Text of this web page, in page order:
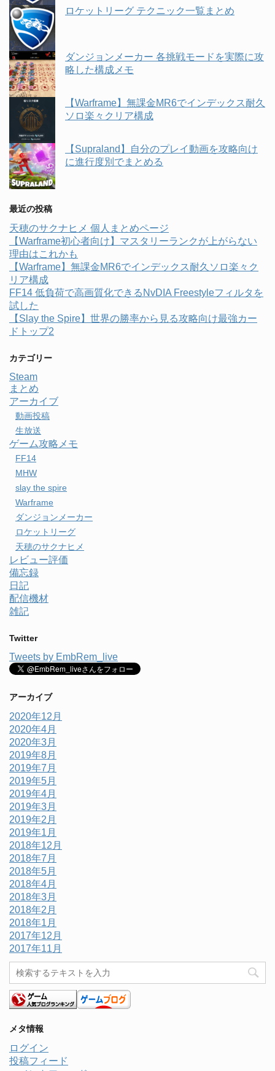
ロケットリーグ テクニック一覧まとめ
ダンジョンメーカー 各挑戦モードを実際に攻
略した構成メモ
【Warframe】無課金MR6でインデックス耐久
ソロ楽々クリア構成
【Supraland】自分のプレイ動画を攻略向け
に進行度別でまとめる
最近の投稿
天穂のサクナヒメ 個人まとめページ
【Warframe初心者向け】マスタリーランクが上がらない
理由はこれかも
【Warframe】無課金MR6でインデックス耐久ソロ楽々ク
リア構成
FF14 低負荷で高画質化できるNvDIA Freestyleフィルタを
試した
【Slay the Spire】世界の勝率から見る攻略向け最強カー
ドトップ2
カテゴリー
Steam
まとめ
アーカイブ
動画投稿
生放送
ゲーム攻略メモ
FF14
MHW
slay the spire
Warframe
ダンジョンメーカー
ロケットリーグ
天穂のサクナヒメ
レビュー評価
備忘録
日記
配信機材
雑記
Twitter
Tweets by EmbRem_live
アーカイブ
2020年12月
2020年4月
2020年3月
2019年8月
2019年7月
2019年5月
2019年4月
2019年3月
2019年2月
2019年1月
2018年12月
2018年7月
2018年5月
2018年4月
2018年3月
2018年2月
2018年1月
2017年12月
2017年11月
メタ情報
ログイン
投稿フィード